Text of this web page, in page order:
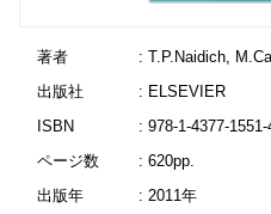
著者
: T.P.Naidich,
出版社
: ELSEVIER
ISBN
: 978-1-4377-1551-
ページ数
: 620pp.
出版年
: 2011年